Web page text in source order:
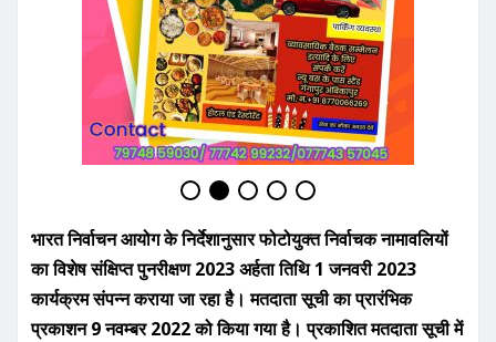
भारत निर्वाचन आयोग के निर्देशानुसार फोटोयुक्त निर्वाचक नामावलियों
का विशेष संक्षिप्त पुनरीक्षण 2023 अर्हता तिथि 1 जनवरी 2023
कार्यक्रम संपन्न कराया जा रहा है। मतदाता सूची का प्रारंभिक
प्रकाशन 9 नवम्बर 2022 को किया गया है। प्रकाशित मतदाता सूची में